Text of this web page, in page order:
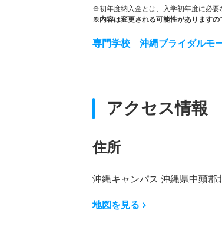
※初年度納入金とは、入学初年度に必要
※内容は変更される可能性がありますの
専門学校 沖縄ブライダルモ
アクセス情報
住所
沖縄キャンパス 沖縄県中頭郡
地図を見る